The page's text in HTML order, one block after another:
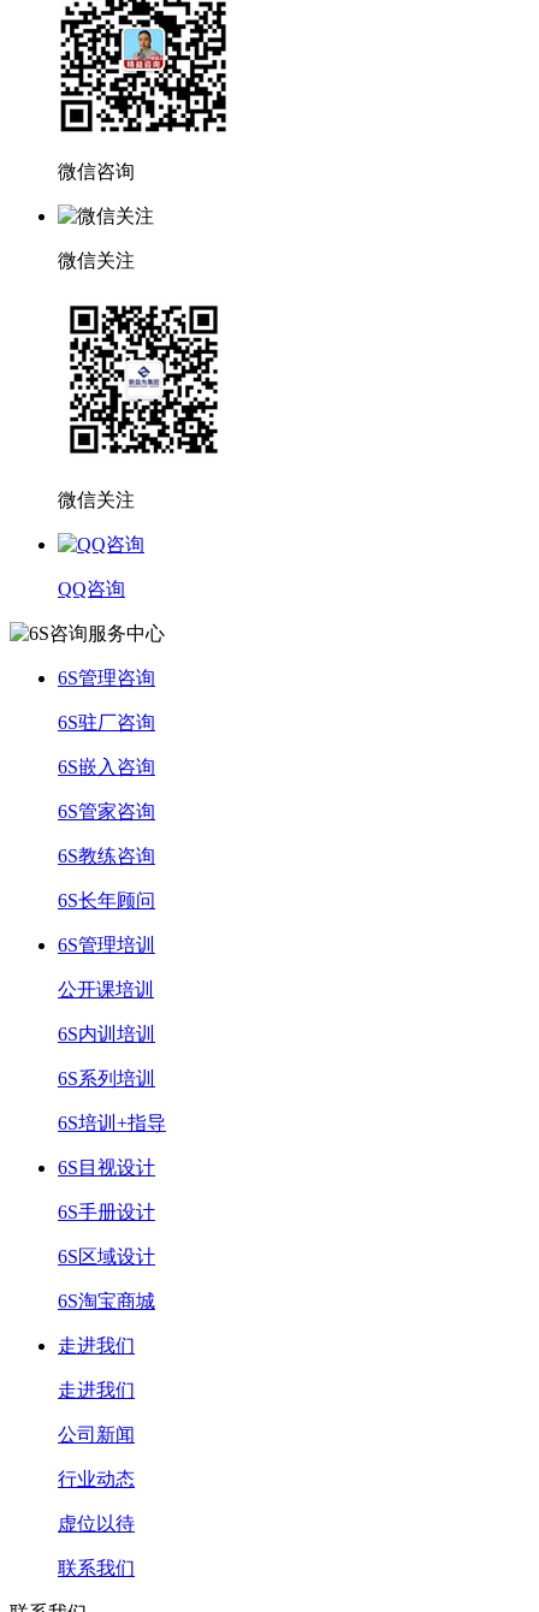
微信咨询
微信关注
微信关注
QQ咨询
6S管理咨询
6S驻厂咨询
6S嵌入咨询
6S管家咨询
6S教练咨询
6S长年顾问
6S管理培训
公开课培训
6S内训培训
6S系列培训
6S培训+指导
6S目视设计
6S手册设计
6S区域设计
6S淘宝商城
走进我们
走进我们
公司新闻
行业动态
虚位以待
联系我们